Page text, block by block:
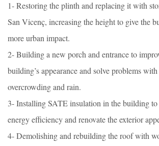
1- Restoring the plinth and replacing it with
San Vicenç, increasing the height to give the
more urban impact.
2- Building a new porch and entrance to
building’s appearance and solve problems with
overcrowding and rain.
3- Installing SATE insulation in the building to
energy efficiency and renovate the exterior
4- Demolishing and rebuilding the roof with